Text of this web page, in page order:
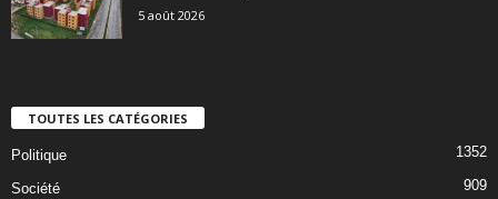
5 août 2026
TOUTES LES CATÉGORIES
Politique 1352
Société 909